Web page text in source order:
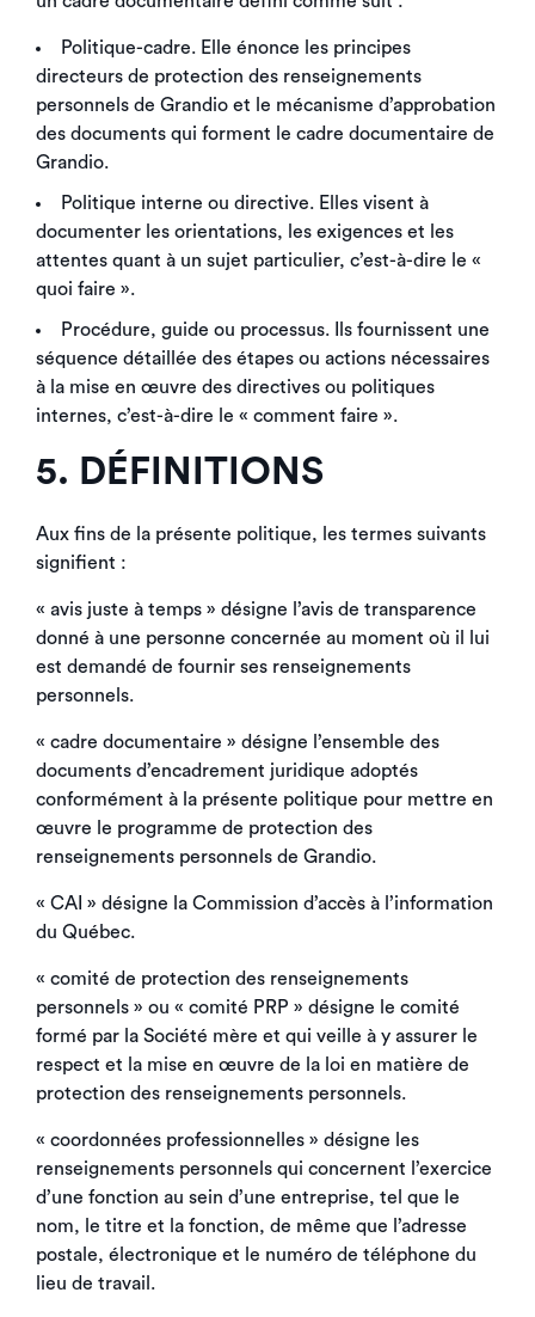
Politique-cadre. Elle énonce les principes
directeurs de protection des renseignements
personnels de Grandio et le mécanisme d’approbation
des documents qui forment le cadre documentaire de
Grandio.
Politique interne ou directive. Elles visent à
documenter les orientations, les exigences et les
attentes quant à un sujet particulier, c’est-à-dire le «
quoi faire ».
Procédure, guide ou processus. Ils fournissent une
séquence détaillée des étapes ou actions nécessaires
à la mise en œuvre des directives ou politiques
internes, c’est-à-dire le « comment faire ».
5. DÉFINITIONS
Aux fins de la présente politique, les termes suivants
signifient :
« avis juste à temps » désigne l’avis de transparence
donné à une personne concernée au moment où il lui
est demandé de fournir ses renseignements
personnels.
« cadre documentaire » désigne l’ensemble des
documents d’encadrement juridique adoptés
conformément à la présente politique pour mettre en
œuvre le programme de protection des
renseignements personnels de Grandio.
« CAI » désigne la Commission d’accès à l’information
du Québec.
« comité de protection des renseignements
personnels » ou « comité PRP » désigne le comité
formé par la Société mère et qui veille à y assurer le
respect et la mise en œuvre de la loi en matière de
protection des renseignements personnels.
« coordonnées professionnelles » désigne les
renseignements personnels qui concernent l’exercice
d’une fonction au sein d’une entreprise, tel que le
nom, le titre et la fonction, de même que l’adresse
postale, électronique et le numéro de téléphone du
lieu de travail.